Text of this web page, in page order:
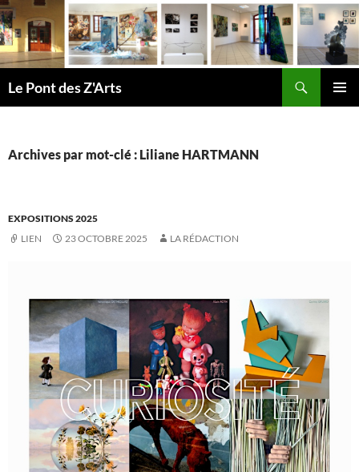
Aller
au
contenu
Le Pont des Z'Arts
Archives par mot-clé : Liliane HARTMANN
EXPOSITIONS 2025
LIEN
23 OCTOBRE 2025 LA RÉDACTION